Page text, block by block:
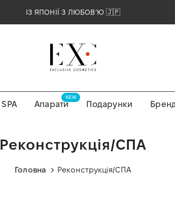
ІЗ ЯПОНІЇ З ЛЮБОВʼЮ 🇯🇵
SPA Апарати
NEW
Подарунки
Реконструкція/СПА
Головна Реконструкція/СПА